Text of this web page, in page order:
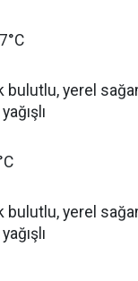
bulutlu, yerel
bulutlu, yerel